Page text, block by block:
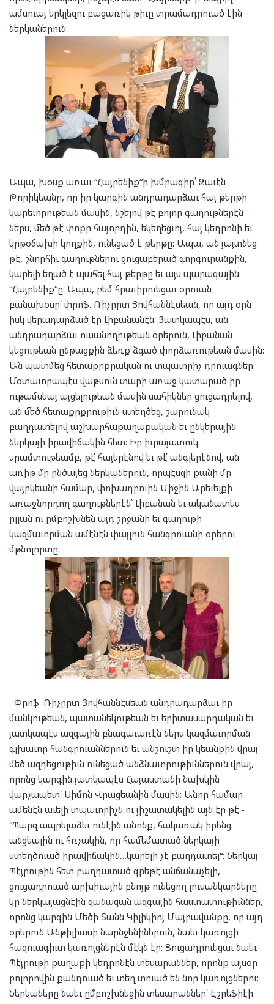
ամսուայ երկլեզու բացառիկ թիւը տրամադրուած էին
ներկաներուն:
Ապա, խօսք առաւ “Հայրենիք“ի խմբագիր՝ Զաւէն
Թորիկեանը, որ իր կարգին անդրադարձաւ հայ թերթի
կարեւորութեան մասին, նշելով թէ բոլոր գաղութներէն
ներս, մեծ թէ փոքր հայորդին, եկեղեցւոյ, հայ կեդրոնի եւ
կրթօճախի կողքին, ունեցած է թերթը: Ապա, ան յայտնեց
թէ, շնորհիւ գաղութներու ցուցաբերած գորգուրանքին,
կարելի եղած է պահել հայ թերթը եւ այս պարագային
“Հայրենիք“ը: Ապա, բեմ հրաւիրուեցաւ օրուան
բանախօսը՝ փրոֆ. Ռիչըրտ Յովհաննէսեան, որ այդ օրն
իսկ վերադարձած էր Լիբանանէն: Յատկապէս, ան
անդրադարձաւ ուսանողութեան օրերուն, Լիբանան
կեցութեան ընթացքին ձեռք ձգած փորձառութեան մասին:
Ան պատմեց հետաքրքրական ու տպաւորիչ դրուագներ:
Մօտաւորապէս վաթսուն տարի առաջ կատարած իր
ութամսեայ այցելութեան մասին սահիկներ ցուցադրելով,
ան մեծ հետաքրքրութիւն ստեղծեց, շարունակ
բաղդատելով աշխարհաքաղաքական եւ ընկերային
ներկայի իրավիճակին հետ: Իր իւրայատուկ
սրամտութեամբ, թէ՛ հայերէնով եւ թէ՛ անգլերէնով, ան
առիթ մը ընծայեց ներկաներուն, որպէսզի քանի մը
վայրկեանի համար, փոխադրուին Միջին Արեւելքի
առաջնորդող գաղութներէն՝ Լիբանան եւ ականատես
ըլլան ու ըմբոշխնեն այդ շրջանի եւ գաղութի
կազմաւորման ամէնէն փայլուն հանգրուանի օրերու
մթնոլորտը:
Փրոֆ. Ռիչըրտ Յովհաննէսեան անդրադարձաւ իր
մանկութեան, պատանեկութեան եւ երիտասարդական եւ
յատկապէս ազգային բնագաւառէն ներս կազմաւորման
գլխաւոր հանգրուաններուն եւ անշուշտ իր կեանքին վրայ
մեծ ազդեցութիւն ունեցած անձնաւորութիւններուն վրայ,
որոնց կարգին յատկապէս Հայաստանի նախկին
վարչապետ՝ Սիմոն Վրացեանին մասին: Անոր համար
ամենէն աւելի տպաւորիչն ու յիշատակելին այն էր թէ.-
“Պարզ ապրելաձեւ ունէին անոնք, հակառակ իրենց
անցեալին ու հռչակին, որ համեմատած ներկայի
ստեղծուած իրավիճակին…կարելի չէ բաղդատել“: Ներկայ
Պէյրութին հետ բաղդատած գրեթէ անճանաչելի,
ցուցադրուած արխիւային բնոյթ ունեցող լուսանկարները
կը ներկայացնէին զանազան ազգային հաստատութիւններ,
որոնց կարգին Մեծի Տանն Կիլիկիոյ Մայրավանքը, որ այդ
օրերուն Անթիլիասի նարնջենիներուն, նաեւ կառոյցի
հազուագիւտ կառոյցներէն մէկն էր: Ցուցադրուեցաւ նաեւ
Պէյրութի քաղաքի կեդրոնէն տեսարաններ, որոնք այսօր
բոլորովին քանդուած եւ տեղ տուած են նոր կառոյցներու:
Ներկաները նաեւ ըմբոշխնեցին տեսարաններ՝ Էշրեֆիէի